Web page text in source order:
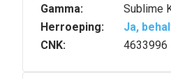
Gamma:
Sublime
Herroeping:
Ja,
CNK:
4633996